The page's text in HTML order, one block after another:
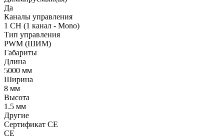
Да
Каналы управления
1 CH (1 канал - Mono)
Тип управления
PWM (ШИМ)
Габариты
Длина
5000 мм
Ширина
8 мм
Высота
1.5 мм
Другие
Сертификат CE
CE